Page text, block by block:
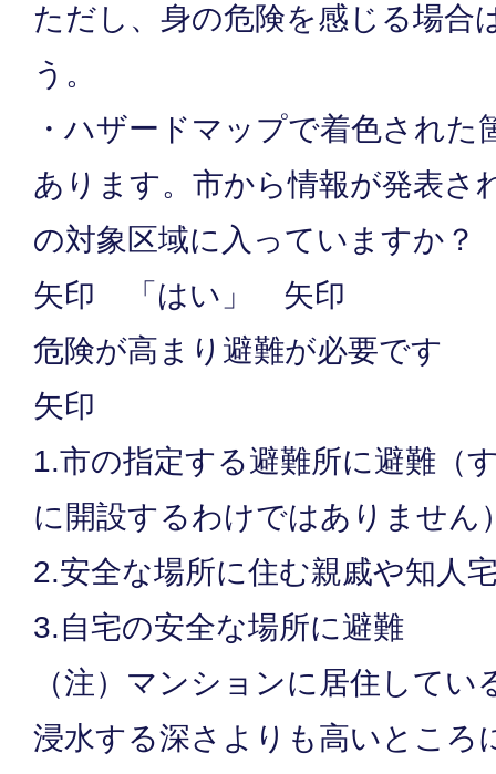
ただし、身の危険を感じる場合
う。
・ハザードマップで着色された
あります。市から情報が発表さ
の対象区域に入っていますか？
矢印 「はい」 矢印
危険が高まり避難が必要です
矢印
1.市の指定する避難所に避難（
に開設するわけではありません
2.安全な場所に住む親戚や知人
3.自宅の安全な場所に避難
（注）マンションに居住して
浸水する深さよりも高いところ